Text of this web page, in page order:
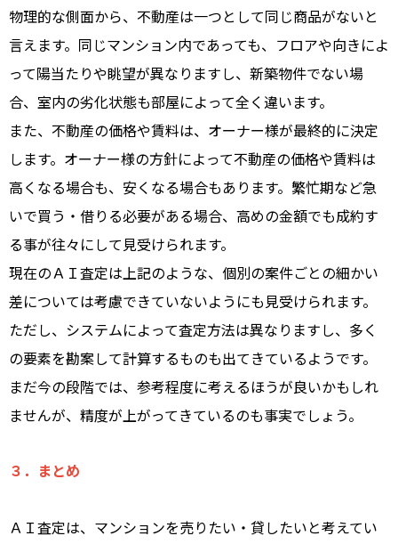
物理的な側面から、不動産は一つとして同じ商品がないと
言えます。 同じマンション内であっても、フロアや向きによ
って陽当たりや眺望が異なりますし、新築物件でない場
合、室内の劣化状態も部屋によって全く違います。
また、不動産の価格や賃料は、オーナー様が最終的に決定
します。オーナー様の方針によって不動産の価格や賃料は
高くなる場合も、安くなる場合もあります。 繁忙期など急
いで買う・借りる必要がある場合、高めの金額でも成約す
る事が往々にして見受けられます。
現在のＡＩ査定は上記のような、個別の案件ごとの細かい
差については考慮できていないようにも見受けられます。
ただし、システムによって査定方法は異なりますし、多く
の要素を勘案して計算するものも出てきているようです。
まだ今の段階では、参考程度に考えるほうが良いかもしれ
ませんが、精度が上がってきているのも事実でしょう。
３．まとめ
ＡＩ査定は、マンションを売りたい・貸したいと考えてい